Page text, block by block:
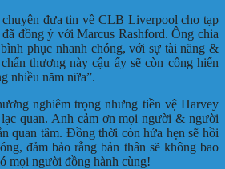
chuyên đưa tin về CLB Liverpool cho tạp
đồng ý với Marcus Rashford. Ông chia
phục nhanh chóng, với sự tài năng &
thương này cậu ấy sẽ còn cống hiến
nhiều năm nữa”.
nghiêm trọng nhưng tiền vệ Harvey
quan. Anh cảm ơn mọi người & người
quan tâm. Đồng thời còn hứa hẹn sẽ hồi
đảm bảo rằng bản thân sẽ không bao
mọi người đồng hành cùng!